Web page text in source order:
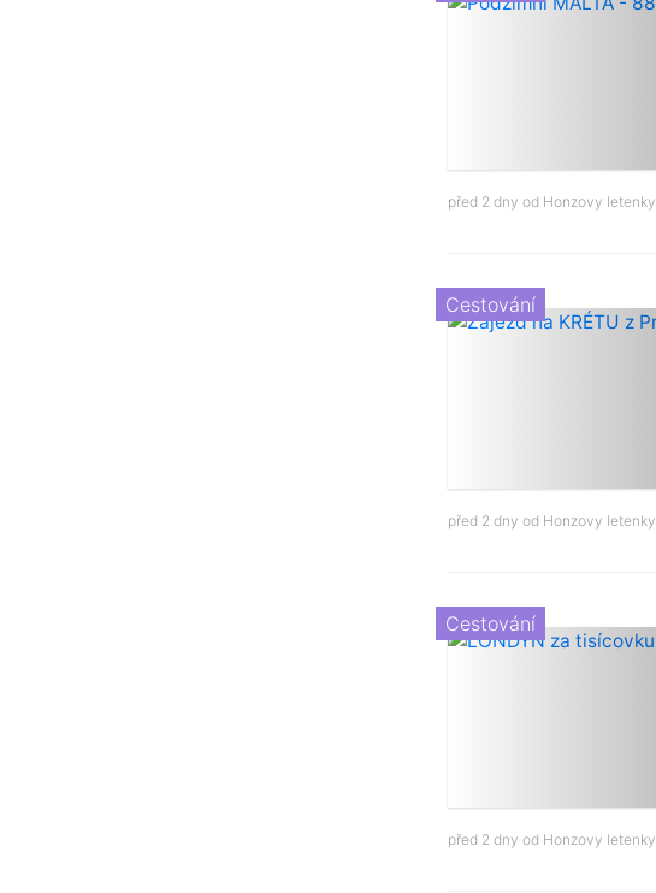
před 2 dny od Honzovy letenky
Cestování
před 2 dny od Honzovy letenky
Cestování
před 2 dny od Honzovy letenky